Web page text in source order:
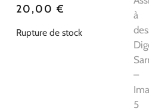
20,00€
Rupture de stock